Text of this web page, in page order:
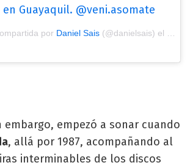
Guayaquil. @veni.asomate
por Daniel Sais (@danielsais) el
embargo, empezó a sonar cuando
, allá por 1987, acompañando al
interminables de los discos